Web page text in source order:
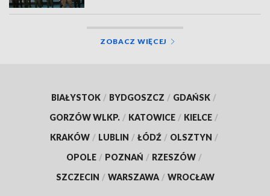
ZOBACZ WIĘCEJ
BIAŁYSTOK / BYDGOSZCZ / GDAŃSK /
GORZÓW WLKP. / KATOWICE / KIELCE /
KRAKÓW / LUBLIN / ŁÓDŹ / OLSZTYN /
OPOLE / POZNAŃ / RZESZÓW /
SZCZECIN / WARSZAWA / WROCŁAW